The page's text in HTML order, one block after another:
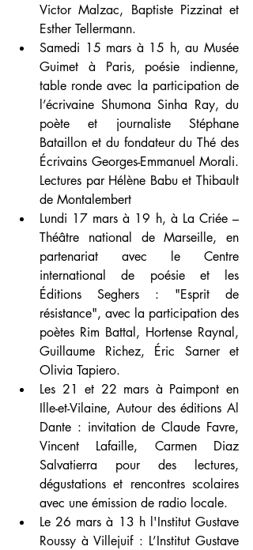
Victor Malzac, Baptiste Pizzinat et
Esther Tellermann.
Samedi 15 mars à 15 h, au Musée
Guimet à Paris, poésie indienne,
table ronde avec la participation de
l’écrivaine Shumona Sinha Ray, du
poète et journaliste Stéphane
Bataillon et du fondateur du Thé des
Écrivains Georges-Emmanuel Morali.
Lectures par Hélène Babu et Thibault
de Montalembert
Lundi 17 mars à 19 h, à La Criée –
Théâtre national de Marseille, en
partenariat avec le Centre
international de poésie et les
Éditions Seghers : "Esprit de
résistance", avec la participation des
poètes Rim Battal, Hortense Raynal,
Guillaume Richez, Éric Sarner et
Olivia Tapiero.
Les 21 et 22 mars à Paimpont en
Ille-et-Vilaine, Autour des éditions Al
Dante : invitation de Claude Favre,
Vincent Lafaille, Carmen Diaz
Salvatierra pour des lectures,
dégustations et rencontres scolaires
avec une émission de radio locale.
Le 26 mars à 13 h l'Institut Gustave
Roussy à Villejuif : L’Institut Gustave